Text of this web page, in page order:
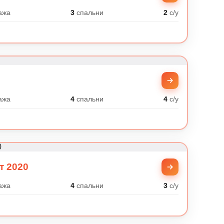
3спальни 2с/у
4спальни 4с/у
2020
4спальни 3с/у